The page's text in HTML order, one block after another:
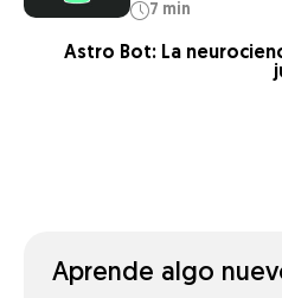
7 min
Astro Bot: La
Aprende algo